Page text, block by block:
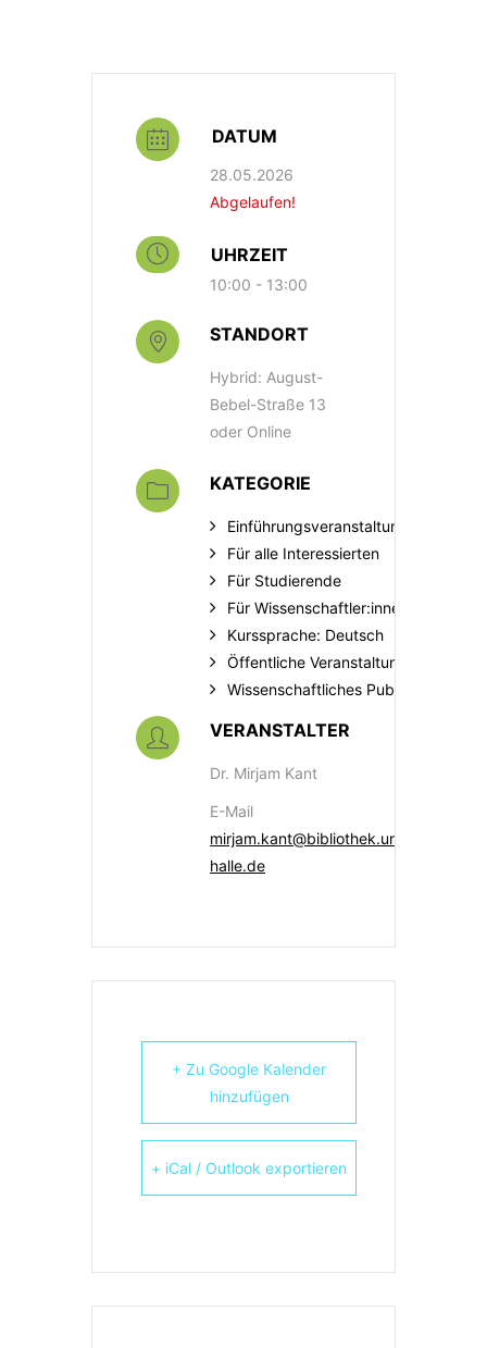
DATUM
28.05.2026
Abgelaufen!
UHRZEIT
10:00 - 13:00
STANDORT
Hybrid: August-
Bebel-Straße 13
oder Online
KATEGORIE
Einführungsveranstaltung
Für alle Interessierten
Für Studierende
Für Wissenschaftler:innen
Kurssprache: Deutsch
Öffentliche Veranstaltungen
Wissenschaftliches Publizieren
VERANSTALTER
Dr. Mirjam Kant
E-Mail
mirjam.kant@bibliothek.uni-
halle.de
+ Zu Google Kalender
hinzufügen
+ iCal / Outlook exportieren